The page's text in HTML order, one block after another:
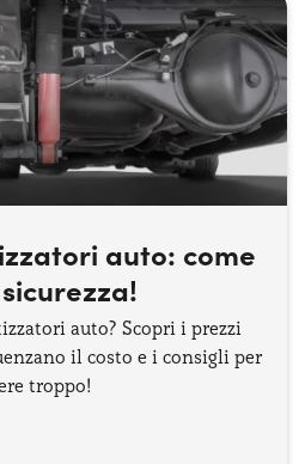
auto: come
auto? Scopri i prezzi
il costo e i consigli per
troppo!